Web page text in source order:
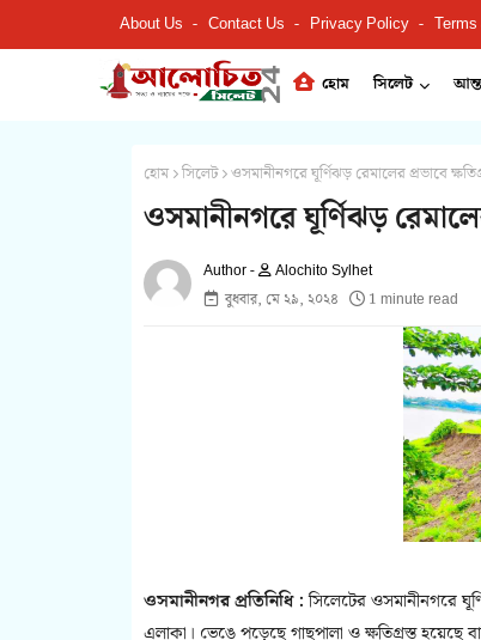
About Us Contact Us Privacy Policy
হোম সিলেট
হোম সিলেট ওসমানীনগরে ঘূর্ণিঝড় রেমালের প্রভাবে
ওসমানীনগরে ঘূর্ণিঝড়
Alochito Sylhet
বুধবার, মে ২৯, ২০২৪
1 minute read
ওসমানীনগর প্রতিনিধি :সিলেটের ওসমানীনগরে
এলাকা। ভেঙে পড়েছে গাছপালা ও ক্ষতিগ্রস্ত হয়েছে